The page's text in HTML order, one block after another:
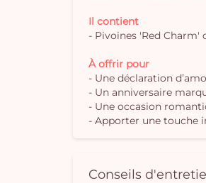
Il contient
- Pivoines 'Red
À offrir pour
- Une déclaration
- Un anniversaire
- Une occasion
- Apporter une touche
Conseils